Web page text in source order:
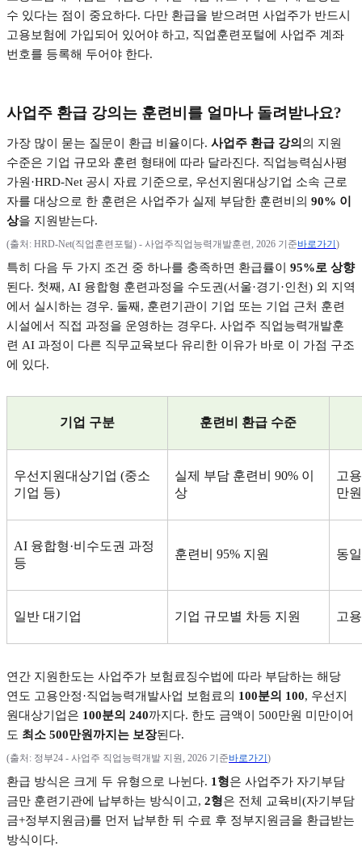
수 있다는 점이 중요하다. 다만 환급을 받으려면 사업주가 반드시
고용보험에 가입되어 있어야 하고, 직업훈련포털에 사업주 계좌
번호를 등록해 두어야 한다.
사업주 환급 강의는 훈련비를 얼마나 돌려받나요?
가장 많이 묻는 질문이 환급 비율이다. 사업주 환급 강의 의 지원
수준은 기업 규모와 훈련 형태에 따라 달라진다. 직업능력심사평
가원 ·HRD-Net 공시 자료 기준으로, 우선지원대상기업 소속 근로
자를 대상으로 한 훈련은 사업주가 실제 부담한 훈련비의 90% 이
상을 지원받는다.
(출처 : HRD-Net(직업훈련포털) - 사업주직업능력개발훈련, 2026 기준바로가기 )
특히 다음 두 가지 조건 중 하나를 충족하면 환급률이 95%로 상향
된다. 첫째 , AI 융합형 훈련과정을 수도권(서울·경기 ·인천) 외 지역
에서 실시하는 경우. 둘째 , 훈련기관이 기업 또는 기업 근처 훈련
시설에서 직접 과정을 운영하는 경우다. 사업주 직업능력개발훈
련 AI 과정이 다른 직무교육보다 유리한 이유가 바로 이 가점 구조
에 있다.
기업 구분 훈련비 환급 수준
우선지원대상기업 (중소
기업 등)
실제 부담 훈련비 90% 이
상
고
만원
AI 융합형·비수도권 과정
등
훈련비 95% 지원 동일
일반 대기업 기업 규모별 차등 지원 고
연간 지원한도는 사업주가 보험료징수법에 따라 부담하는 해당
연도 고용안정·직업능력개발사업 보험료의 100분의 100, 우선지
원대상기업은 100분의 240까지다. 한도 금액이 500만원 미만이어
도 최소 500만원까지는 보장된다.
(출처 : 정부24 - 사업주 직업능력개발 지원, 2026 기준바로가기 )
환급 방식은 크게 두 유형으로 나뉜다. 1 형은 사업주가 자기부담
금만 훈련기관에 납부하는 방식이고, 2형은 전체 교육비 (자기부담
금+정부지원금)를 먼저 납부한 뒤 수료 후 정부지원금을 환급받는
방식이다.